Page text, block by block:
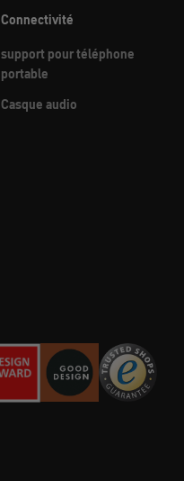
Connectivité
support pour téléphone
portable
Casque audio